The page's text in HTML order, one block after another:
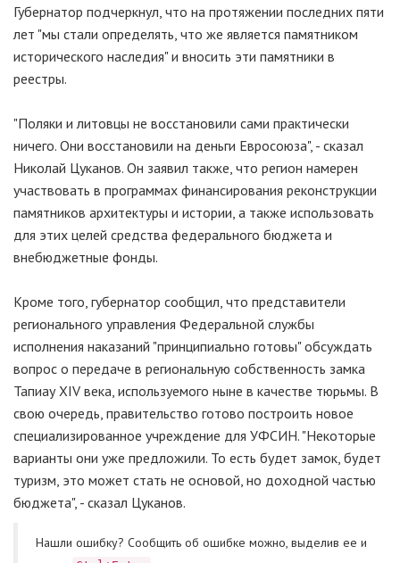
Губернатор подчеркнул, что на протяжении последних пяти
лет "мы стали определять, что же является памятником
исторического наследия" и вносить эти памятники в
реестры.
"Поляки и литовцы не восстановили сами практически
ничего. Они восстановили на деньги Евросоюза", - сказал
Николай Цуканов. Он заявил также, что регион намерен
участвовать в программах финансирования реконструкции
памятников архитектуры и истории, а также использовать
для этих целей средства федерального бюджета и
внебюджетные фонды.
Кроме того, губернатор сообщил, что представители
регионального управления Федеральной службы
исполнения наказаний "принципиально готовы" обсуждать
вопрос о передаче в региональную собственность замка
Тапиау XIV века, используемого ныне в качестве тюрьмы. В
свою очередь, правительство готово построить новое
специализированное учреждение для УФСИН. "Некоторые
варианты они уже предложили. То есть будет замок, будет
туризм, это может стать не основой, но доходной частью
бюджета", - сказал Цуканов.
Нашли ошибку? Cообщить об ошибке можно, выделив ее и